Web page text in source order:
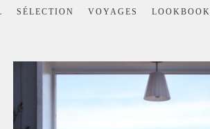
SÉLECTION VOYAGES LOOKBOOK